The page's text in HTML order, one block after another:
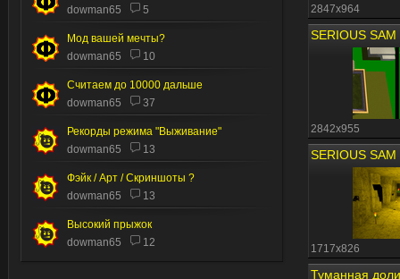
2847x964
2842x955
1717x826
dowman65
5
Мод вашей мечты?
dowman65
10
Считаем до 10000 дальше
dowman65
37
Рекорды режима "Выживание"
dowman65
13
Фэйк / Арт / Скриншоты ?
dowman65
13
Высокий прыжок
dowman65
12